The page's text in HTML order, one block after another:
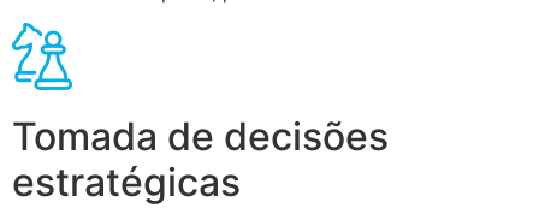
Tomada de decisões
estratégicas